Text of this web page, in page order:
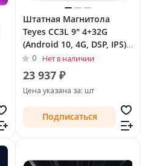
Штатная Магнитола
Teyes CC3L 9" 4+32G
(Android 10, 4G, DSP, IPS)
для FAW Besturn B30 I
2015 - 2020
0 Нет в наличии
23 937 ₽
Цена указана за: шт
Подписаться